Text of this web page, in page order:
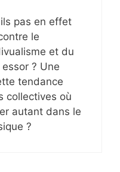
pas en effet
le
et du
? Une
tendance
collectives où
autant dans le
?